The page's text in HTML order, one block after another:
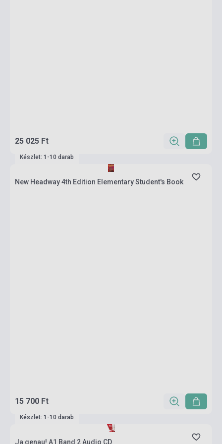
25 025 Ft
Készlet: 1-10 darab
New Headway 4th Edition Elementary Student's Book
15 700 Ft
Készlet: 1-10 darab
Ja genau! A1 Band 2 Audio CD